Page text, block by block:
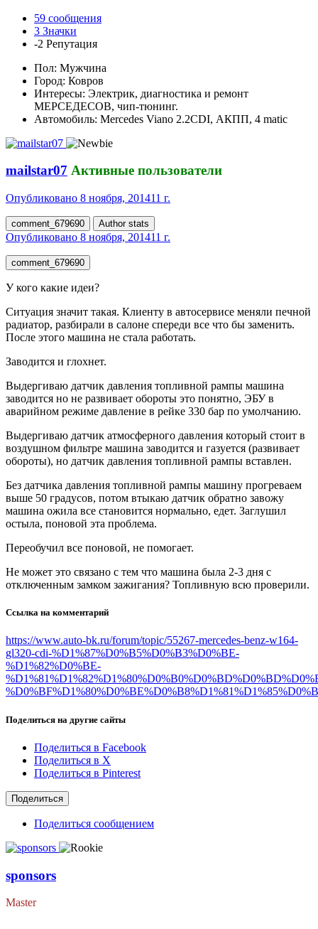
59 сообщения
3 Значки
-2 Репутация
Пол: Мужчина
Город: Ковров
Интересы: Электрик, диагностика и ремонт
МЕРСЕДЕСОВ, чип-тюнинг.
Автомобиль: Mercedes Viano 2.2CDI, АКПП, 4 matic
mailstar07 Активные пользователи
Опубликовано 8 ноября, 201411 г.
comment_679690 Author stats
Опубликовано 8 ноября, 201411 г.
comment_679690
У кого какие идеи?
Ситуация значит такая. Клиенту в автосервисе меняли печной
радиатор, разбирали в салоне спереди все что бы заменить.
После этого машина не стала работать.
Заводится и глохнет.
Выдергиваю датчик давления топливной рампы машина
заводится но не развивает обороты это понятно, ЭБУ в
аварийном режиме давление в рейке 330 бар по умолчанию.
Выдергиваю датчик атмосферного давления который стоит в
воздушном фильтре машина заводится и газуется (развивает
обороты), но датчик давления топливной рампы вставлен.
Без датчика давления топливной рампы машину прогреваем
выше 50 градусов, потом втыкаю датчик обратно завожу
машина ожила все становится нормально, едет. Заглушил
остыла, поновой эта проблема.
Переобучил все поновой, не помогает.
Не может это связано с тем что машина была 2-3 дня с
отключенным замком зажигания? Топливную всю проверили.
Ссылка на комментарий
https://www.auto-bk.ru/forum/topic/55267-mercedes-benz-w164-
gl320-cdi-%D1%87%D0%B5%D0%B3%D0%BE-
%D1%82%D0%BE-
Поделиться на другие сайты
Поделиться в Facebook
Поделиться в X
Поделиться в Pinterest
Поделиться
Поделиться сообщением
sponsors
Master